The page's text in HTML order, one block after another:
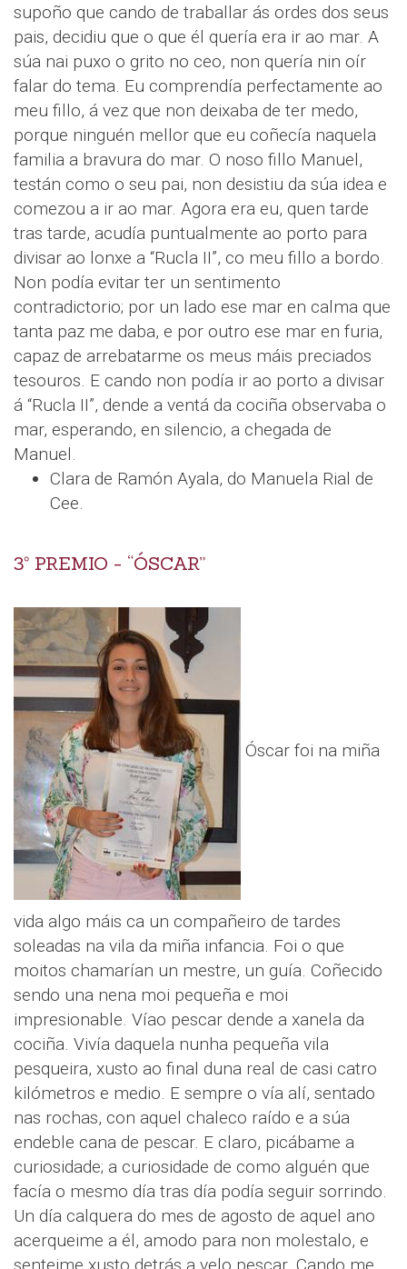
supoño que cando de traballar ás ordes dos seus
pais, decidiu que o que él quería era ir ao mar. A
súa nai puxo o grito no ceo, non quería nin oír
falar do tema. Eu comprendía perfectamente ao
meu fillo, á vez que non deixaba de ter medo,
porque ninguén mellor que eu coñecía naquela
familia a bravura do mar. O noso fillo Manuel,
testán como o seu pai, non desistiu da súa idea e
comezou a ir ao mar. Agora era eu, quen tarde
tras tarde, acudía puntualmente ao porto para
divisar ao lonxe a “Rucla II”, co meu fillo a bordo.
Non podía evitar ter un sentimento
contradictorio; por un lado ese mar en calma que
tanta paz me daba, e por outro ese mar en furia,
capaz de arrebatarme os meus máis preciados
tesouros. E cando non podía ir ao porto a divisar
á “Rucla II”, dende a ventá da cociña observaba o
mar, esperando, en silencio, a chegada de
Manuel.
Clara de Ramón Ayala, do Manuela Rial de
Cee.
3º PREMIO - “ÓSCAR”
Óscar foi na miña
vida algo máis ca un compañeiro de tardes
soleadas na vila da miña infancia. Foi o que
moitos chamarían un mestre, un guía. Coñecido
sendo una nena moi pequeña e moi
impresionable. Víao pescar dende a xanela da
cociña. Vivía daquela nunha pequeña vila
pesqueira, xusto ao final duna real de casi catro
kilómetros e medio. E sempre o vía alí, sentado
nas rochas, con aquel chaleco raído e a súa
endeble cana de pescar. E claro, picábame a
curiosidade; a curiosidade de como alguén que
facía o mesmo día tras día podía seguir sorrindo.
Un día calquera do mes de agosto de aquel ano
acerqueime a él, amodo para non molestalo, e